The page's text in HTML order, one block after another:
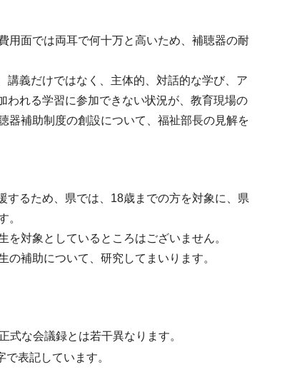
用面では両耳で何十万と高いため、補聴器の耐
義だけではなく、主体的、対話的な学び、ア
われる学習に参加できない状況が、教育現場の
器補助制度の創設について、福祉部長の見解を
るため、県では、18歳までの方を対象に、県
。
対象としているところはございません。
補助について、研究してまいります。
式な会議録とは若干異なります。
表記しています。